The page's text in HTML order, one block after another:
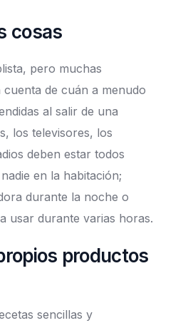
cosas
pero muchas
de cuán a menudo
al salir de una
los televisores, los
deben estar todos
en la habitación;
durante la noche o
usar durante varias horas.
productos
sencillas y